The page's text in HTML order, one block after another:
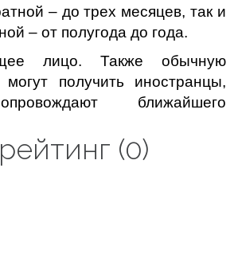
– до трех месяцев, так и
– от полугода до года.
лицо. Также обычную
получить иностранцы,
ближайшего
(0)